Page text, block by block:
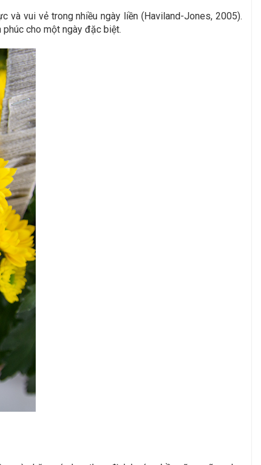
vui vẻ trong nhiều ngày liền (Haviland-Jones, 2005).
cho một ngày đặc biệt.